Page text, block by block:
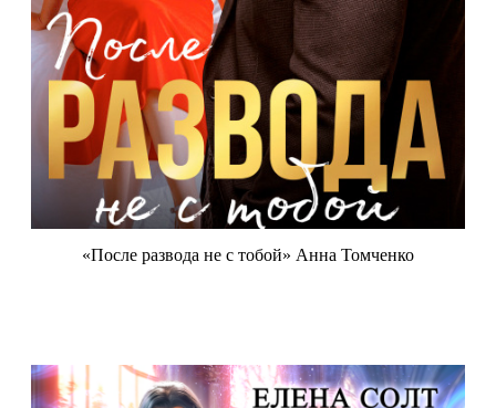
«После развода не с тобой» Анна Томченко